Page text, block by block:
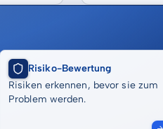
Risiko-Bewertung
Risiken erkennen, bevor sie zum
Problem werden.